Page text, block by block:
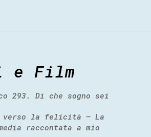
e Film
293. Di che sogno sei
verso la felicità – La
raccontata a mio